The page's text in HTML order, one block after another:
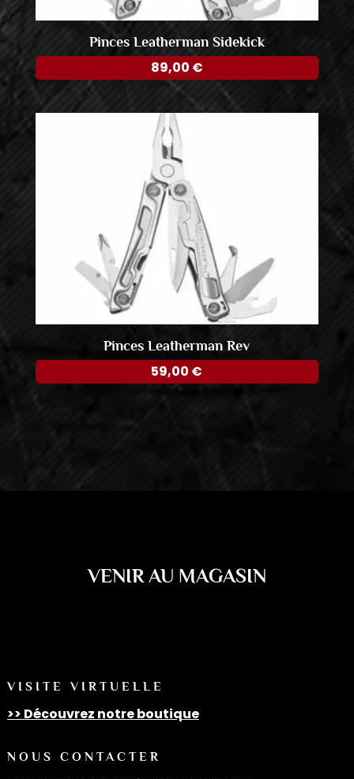
Pinces Leatherman Sidekick
89,00 €
Pinces Leatherman Rev
59,00 €
VENIR AU MAGASIN
VISITE VIRTUELLE
>> Découvrez notre boutique
NOUS CONTACTER